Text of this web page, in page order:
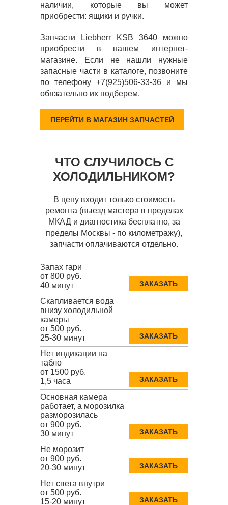
наличии, которые вы может
приобрести: ящики и ручки.
Запчасти Liebherr KSB 3640 можно
приобрести в нашем интернет-
магазине. Если не нашли нужные
запасные части в каталоге, позвоните
по телефону +7(925)506-33-36 и мы
обязательно их подберем.
ПЕРЕЙТИ В МАГАЗИН ЗАПЧАСТЕЙ
ЧТО СЛУЧИЛОСЬ С
ХОЛОДИЛЬНИКОМ?
В цену входит только стоимость
ремонта (выезд мастера в пределах
МКАД и диагностика бесплатно, за
пределы Москвы - по километражу),
запчасти оплачиваются отдельно.
Запах гари
от 800 руб.
40 минут
ЗАКАЗАТЬ
Скапливается вода
внизу холодильной
камеры
от 500 руб.
25-30 минут
ЗАКАЗАТЬ
Нет индикации на
табло
от 1500 руб.
1,5 часа
ЗАКАЗАТЬ
Основная камера
работает, а морозилка
разморозилась
от 900 руб.
30 минут
ЗАКАЗАТЬ
Не морозит
от 900 руб.
20-30 минут
ЗАКАЗАТЬ
Нет света внутри
от 500 руб.
15-20 минут
ЗАКАЗАТЬ